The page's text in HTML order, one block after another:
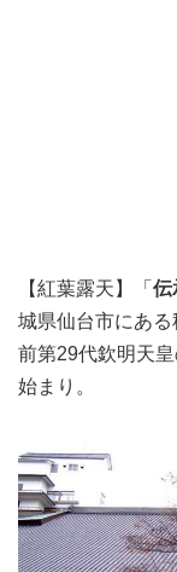
【紅葉露天】「
城県仙台市にあ
前第29代欽明天
始まり。